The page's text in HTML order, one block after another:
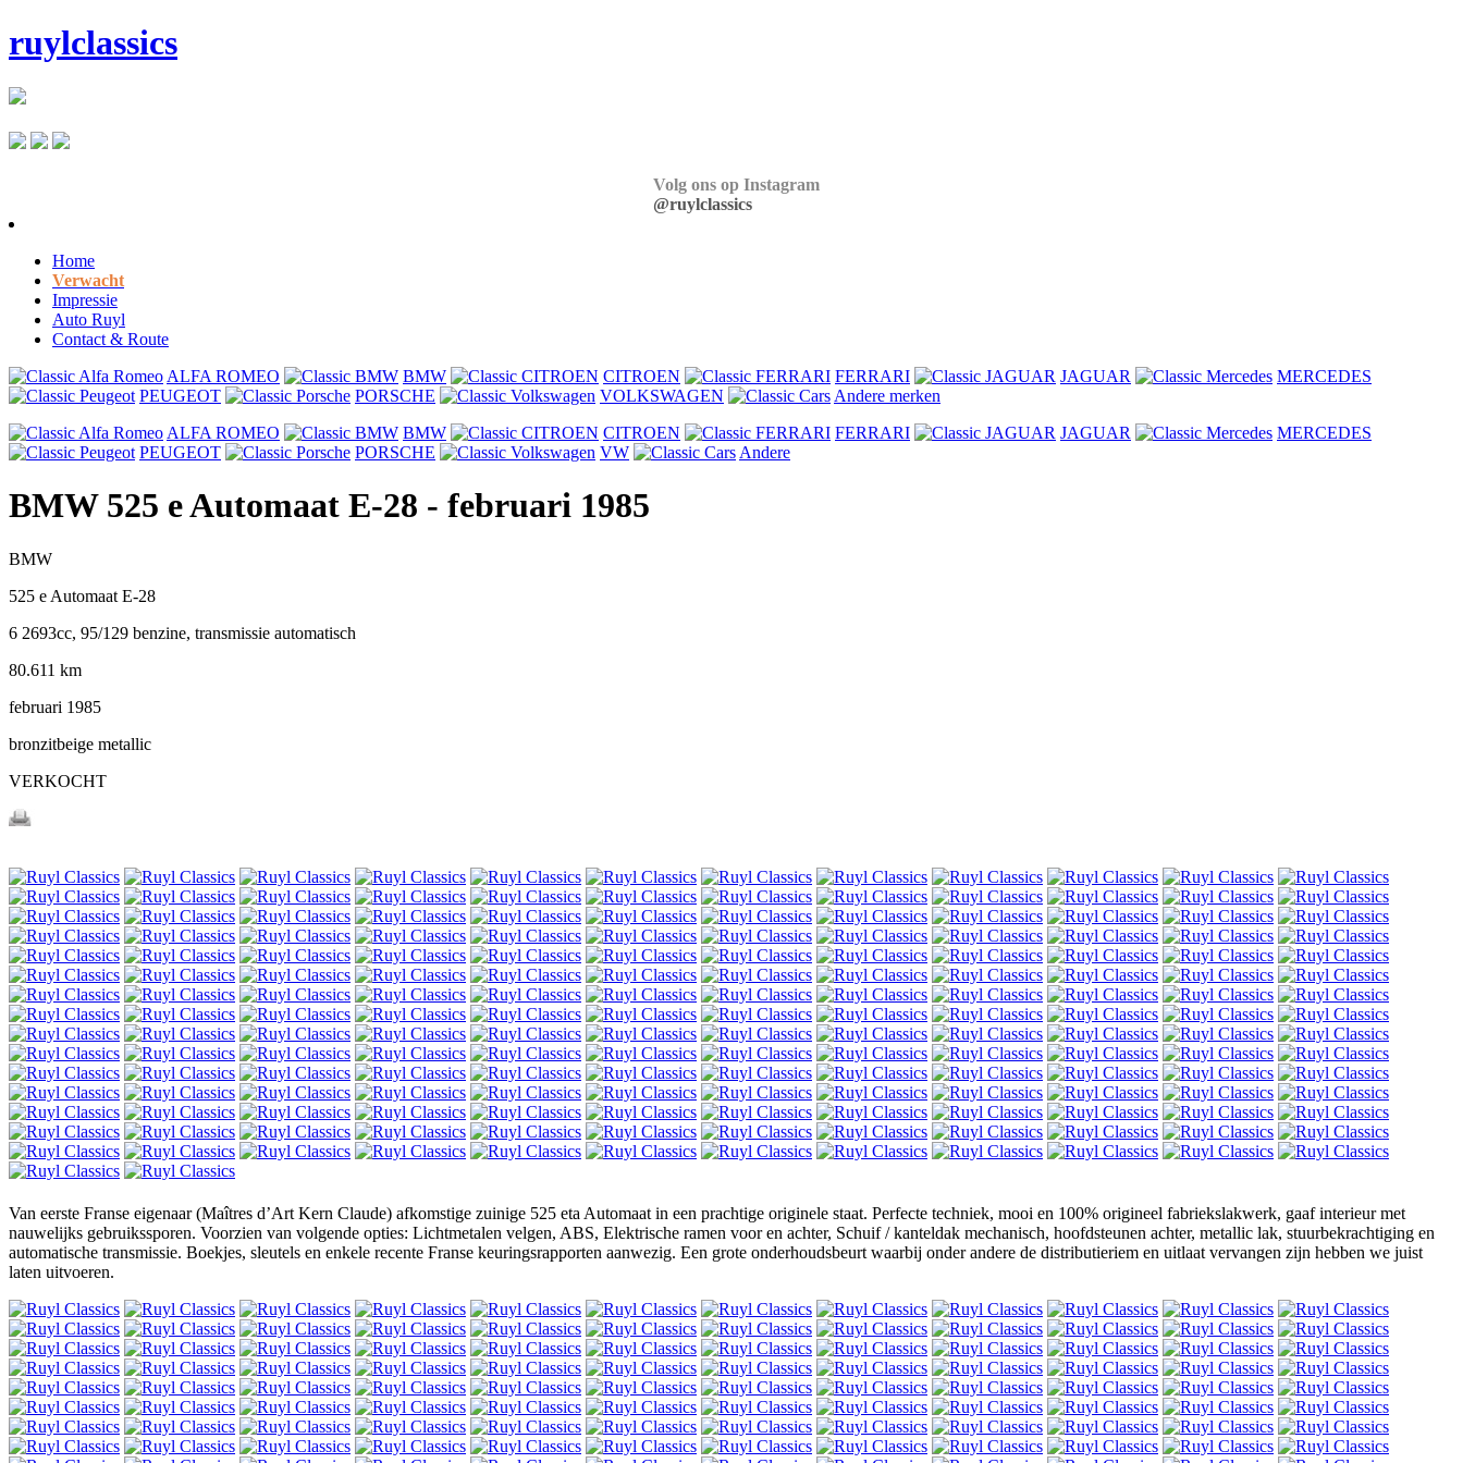
ruylclassics
Volg ons op Instagram
@ruylclassics
Home
Verwacht
Impressie
Auto Ruyl
Contact & Route
ALFA ROMEO
BMW CITROEN FERRARI JAGUAR
MERCEDES
PEUGEOT
PORSCHE VOLKSWAGEN
Andere merken
ALFA ROMEO
BMW CITROEN FERRARI JAGUAR
MERCEDES
PEUGEOT
PORSCHE VW Andere
BMW 525 e Automaat E-28 - februari 1985
BMW
525 e Automaat E-28
6 2693cc, 95/129 benzine, transmissie automatisch
80.611 km
februari 1985
bronzitbeige metallic
VERKOCHT
Van eerste Franse eigenaar (Maîtres d’Art Kern Claude) afkomstige zuinige 525 eta Automaat in een prachtige originele staat. Perfecte techniek, mooi en 100% origineel fabriekslakwerk, gaaf interieur met
nauwelijks gebruikssporen. Voorzien van volgende opties: Lichtmetalen velgen, ABS, Elektrische ramen voor en achter, Schuif / kanteldak mechanisch, hoofdsteunen achter, metallic lak, stuurbekrachtiging en
automatische transmissie. Boekjes, sleutels en enkele recente Franse keuringsrapporten aanwezig. Een grote onderhoudsbeurt waarbij onder andere de distributieriem en uitlaat vervangen zijn hebben we juist
laten uitvoeren.